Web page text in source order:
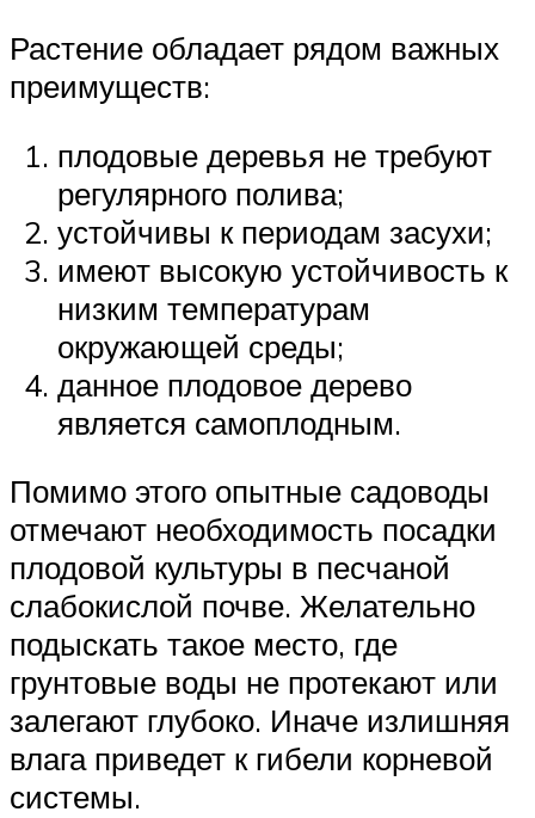
Растение обладает рядом важных
преимуществ:
плодовые деревья не требуют
регулярного полива;
устойчивы к периодам засухи;
имеют высокую устойчивость к
низким температурам
окружающей среды;
данное плодовое дерево
является самоплодным.
Помимо этого опытные садоводы
отмечают необходимость посадки
плодовой культуры в песчаной
слабокислой почве. Желательно
подыскать такое место, где
грунтовые воды не протекают или
залегают глубоко. Иначе излишняя
влага приведет к гибели корневой
системы.